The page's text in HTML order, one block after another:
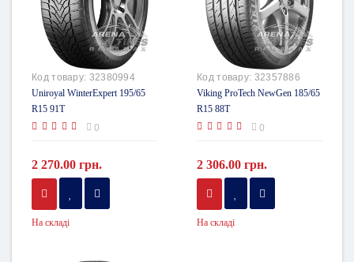
Код товару: 32380994
Uniroyal WinterExpert 195/65
R15 91T
0
2 270.00 грн.
На складі
Код товару: 32357886
Viking ProTech NewGen 185/65
R15 88T
0
2 306.00 грн.
На складі